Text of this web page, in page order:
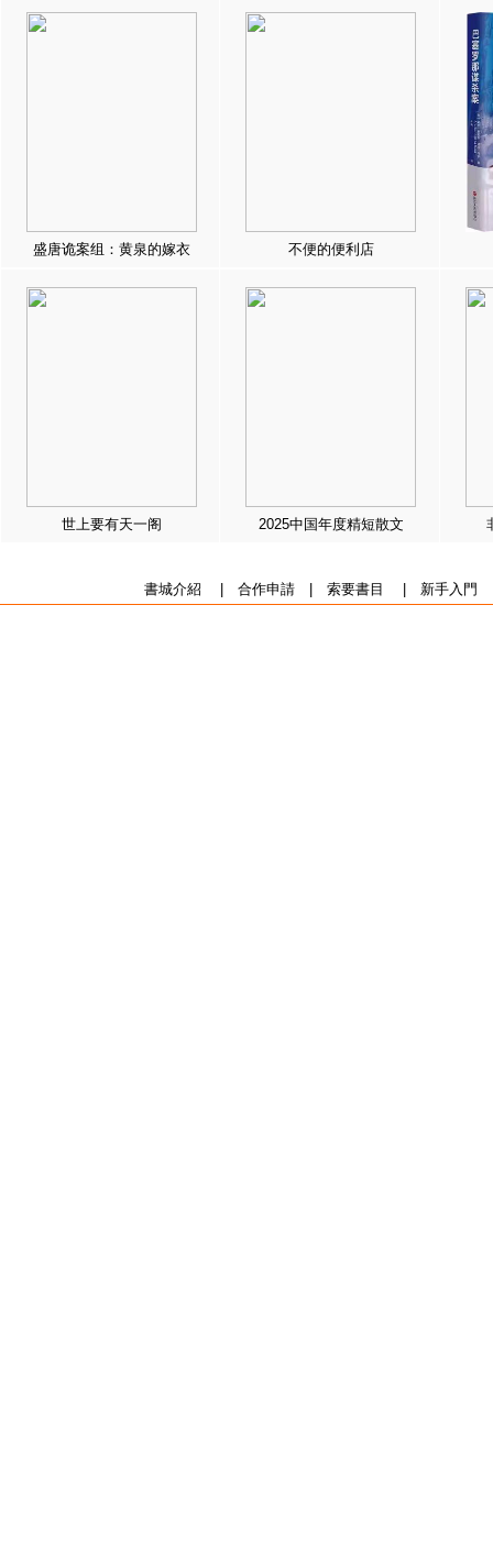
盛唐诡案组：黄泉的嫁衣 不便的便利店
世上要有天一阁 2025中国年度精短散文
書城介紹 合作申請| 索要書目 新手入門